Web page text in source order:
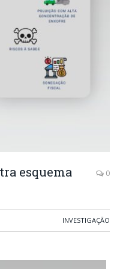
esquema 0
INVESTIGAÇÃO